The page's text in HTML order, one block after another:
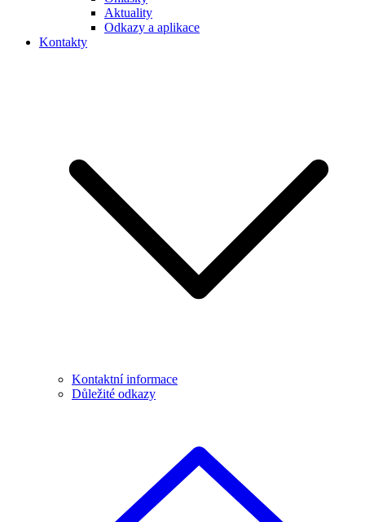
Aktuality
Odkazy a aplikace
Kontakty
Kontaktní informace
Důležité odkazy